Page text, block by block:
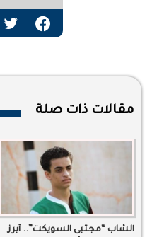
فيسبوك
مقالات ذات صلة
الشاب “مجتبى السويكت”.. أبرز